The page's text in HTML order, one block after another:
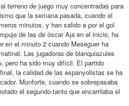
terreno de juego muy concentradas para
que la semana pasada, cuando el
minutos, y han salido a por el gol
de las de óscar Aja en el inicio, ha
en el minuto 2 cuando Meseguer ha
Las jugadoras de blanquiazules
pero ha sido muy difícil. El partido
la calidad de las espanyolistas se ha
Monforte, cuando se sobrepasaba
el segundo tanto que encarrilaba el